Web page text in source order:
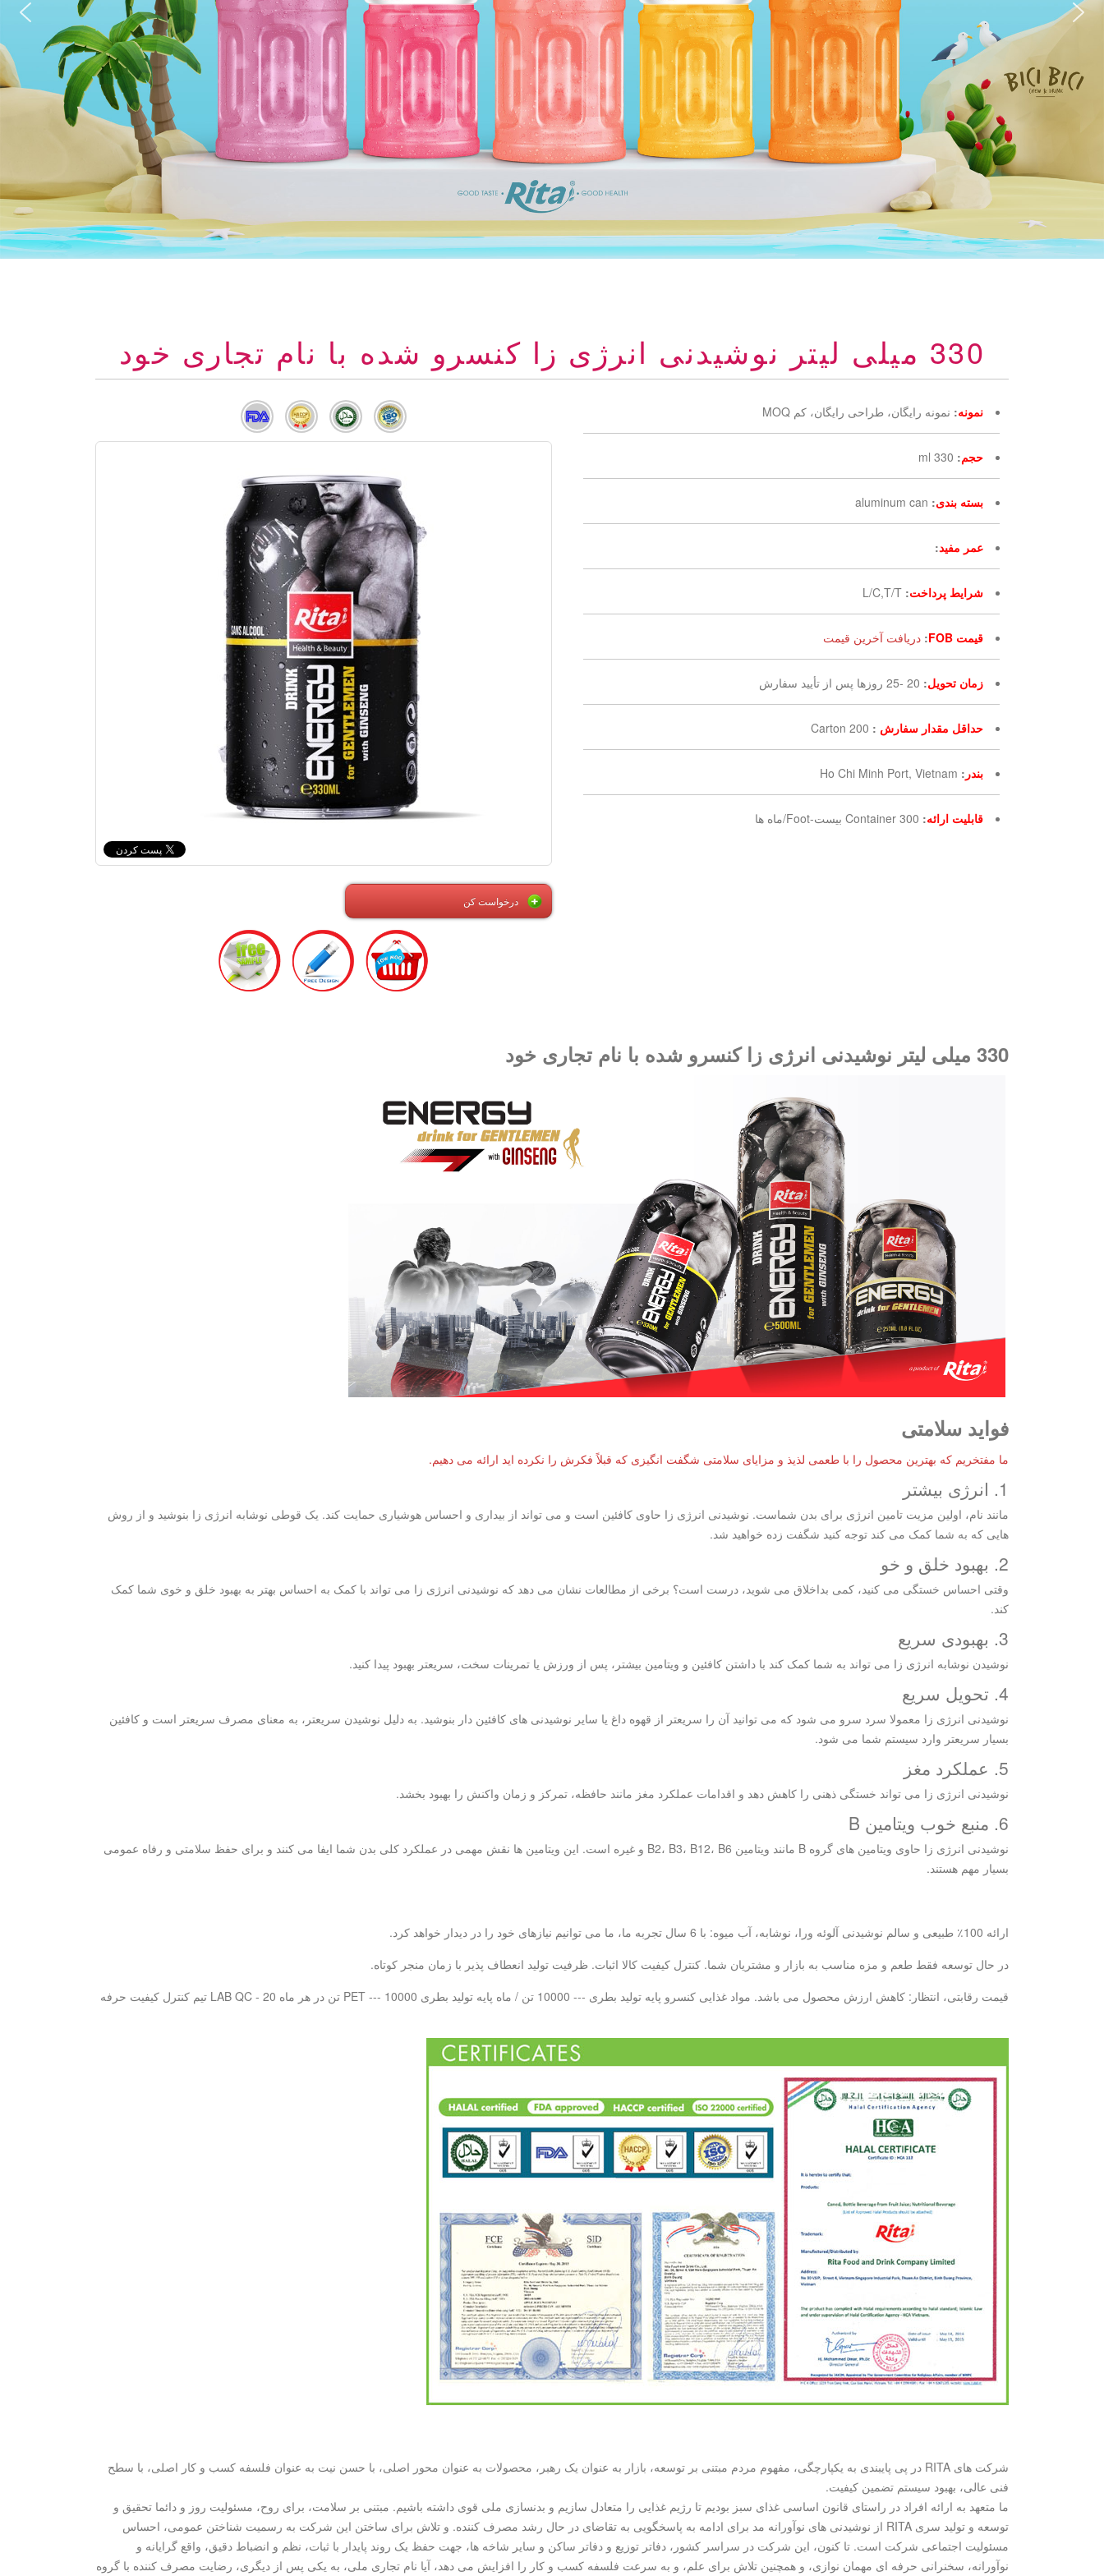
330 میلی لیتر نوشیدنی انرژی زا کنسرو شده با نام تجاری خود
درخواست کن
نمونه: نمونه رایگان، طراحی رایگان، کم MOQ
حجم:
330 ml
بسته بندی:
aluminum can
عمر مفید:
شرایط پرداخت:
L/C,T/T
قیمت FOB : دریافت آخرین قیمت
زمان تحویل: 20 -25 روزها پس از تأیید سفارش
حداقل مقدار سفارش :
200 Carton
بندر :
Ho Chi Minh Port, Vietnam
قابلیت ارائه: 300 Container بیست-Foot/ماه ها
330 میلی لیتر نوشیدنی انرژی زا کنسرو شده با نام تجاری خود
فواید سلامتی
ما مفتخریم که بهترین محصول را با طعمی لذیذ و مزایای سلامتی شگفت انگیزی که قبلاً فکرش را نکرده اید ارائه می دهیم.
1. انرژی بیشتر
مانند نام، اولین مزیت تامین انرژی برای بدن شماست. نوشیدنی انرژی زا حاوی کافئین است و می تواند از بیداری و احساس هوشیاری حمایت کند. یک قوطی نوشابه انرژی زا بنوشید و از روش
هایی که به شما کمک می کند توجه کنید شگفت زده خواهید شد.
2. بهبود خلق و خو
وقتی احساس خستگی می کنید، کمی بداخلاق می شوید، درست است؟ برخی از مطالعات نشان می دهد که نوشیدنی انرژی زا می تواند با کمک به احساس بهتر به بهبود خلق و خوی شما کمک
کند.
3. بهبودی سریع
نوشیدن نوشابه انرژی زا می تواند به شما کمک کند با داشتن کافئین و ویتامین بیشتر، پس از ورزش یا تمرینات سخت، سریعتر بهبود پیدا کنید.
4. تحویل سریع
نوشیدنی انرژی زا معمولا سرد سرو می شود که می توانید آن را سریعتر از قهوه داغ یا سایر نوشیدنی های کافئین دار بنوشید. به دلیل نوشیدن سریعتر، به معنای مصرف سریعتر است و کافئین
بسیار سریعتر وارد سیستم شما می شود.
5. عملکرد مغز
نوشیدنی انرژی زا می تواند خستگی ذهنی را کاهش دهد و اقدامات عملکرد مغز مانند حافظه، تمرکز و زمان واکنش را بهبود بخشد.
6. منبع خوب ویتامین B
نوشیدنی انرژی زا حاوی ویتامین های گروه B مانند ویتامین B2، B3، B12، B6 و غیره است. این ویتامین ها نقش مهمی در عملکرد کلی بدن شما ایفا می کنند و برای حفظ سلامتی و رفاه عمومی
بسیار مهم هستند.
ارائه 100٪ طبیعی و سالم نوشیدنی آلوئه ورا، نوشابه، آب میوه: با 6 سال تجربه ما، ما می توانیم نیازهای خود را در دیدار خواهد کرد.
در حال توسعه فقط طعم و مزه مناسب به بازار و مشتریان شما. کنترل کیفیت کالا اثبات. ظرفیت تولید انعطاف پذیر با زمان منجر کوتاه.
قیمت رقابتی، انتظار: کاهش ارزش محصول می باشد. مواد غذایی کنسرو پایه تولید بطری --- 10000 تن / ماه پایه تولید بطری PET --- 10000 تن در هر ماه LAB QC - 20 تیم کنترل کیفیت حرفه
شرکت های RITA در پی پایبندی به یکپارچگی، مفهوم مردم مبتنی بر توسعه، بازار به عنوان یک رهبر، محصولات به عنوان محور اصلی، با حسن نیت به عنوان فلسفه کسب و کار اصلی، با سطح
فنی عالی، بهبود سیستم تضمین کیفیت.
ما متعهد به ارائه افراد در راستای قانون اساسی غذای سبز بودیم تا رژیم غذایی را متعادل سازیم و بدنسازی ملی قوی داشته باشیم. مبتنی بر سلامت، برای روح، مسئولیت روز و دائما تحقیق و
توسعه و تولید سری RITA از نوشیدنی های نوآورانه مد برای ادامه به پاسخگویی به تقاضای در حال رشد مصرف کننده. و تلاش برای ساختن این شرکت به رسمیت شناختن عمومی، احساس
مسئولیت اجتماعی شرکت است. تا کنون، این شرکت در سراسر کشور، دفاتر توزیع و دفاتر ساکن و سایر شاخه ها، جهت حفظ یک روند پایدار با ثبات، نظم و انضباط دقیق، واقع گرایانه و
نوآورانه، سخنرانی حرفه ای مهمان نوازی، و همچنین تلاش برای علم، و به سرعت فلسفه کسب و کار را افزایش می دهد، آیا نام تجاری ملی، به یکی پس از دیگری، رضایت مصرف کننده با گروه